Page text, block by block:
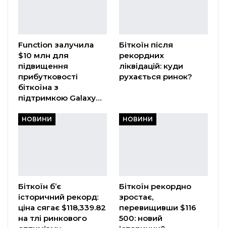
Function залучила
$10 млн для
підвищення
прибутковості
біткоїна з
підтримкою Galaxy…
Біткоїн після
рекордних
ліквідацій: куди
рухається ринок?
НОВИНИ
Біткоїн б’є
історичний рекорд:
ціна сягає $118,339.82
на тлі ринкового
НОВИНИ
Біткоїн рекордно
зростає,
перевищивши $116
500: новий